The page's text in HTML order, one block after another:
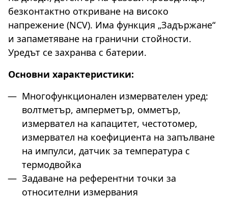
безконтактно откриване на високо
напрежение (NCV). Има функция „Задържане“
и запаметяване на гранични стойности.
Уредът се захранва с батерии.
Основни характеристики:
Многофункционален измервателен уред:
волтметър, амперметър, омметър,
измервател на капацитет, честотомер,
измервател на коефициента на запълване
на импулси, датчик за температура с
термодвойка
Задаване на референтни точки за
относителни измервания